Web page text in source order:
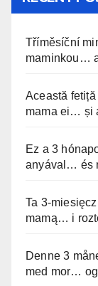
Tříměsíční
maminkou…
Această
mama ei… și
Ez a 3
anyával… és
Ta 3-
mamą… i
Denne 3
med mor…